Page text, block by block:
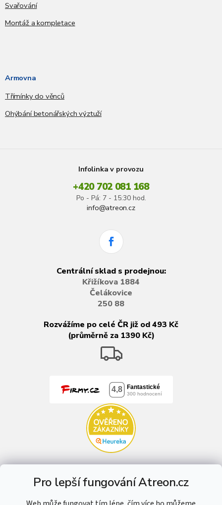
Pro lepší fungování Atreon.cz
Svařování
Montáž a kompletace
Armovna
Třímínky do věnců
Ohýbání betonářských výztuží
Infolinka v provozu
+420 702 081 168
Po - Pá: 7 - 15:30 hod.
info@atreon.cz
Centrální sklad s prodejnou:
Křižíkova 1884
Čelákovice
250 88
Rozvážíme po celé ČR již od 493 Kč
(průměrně za 1390 Kč)